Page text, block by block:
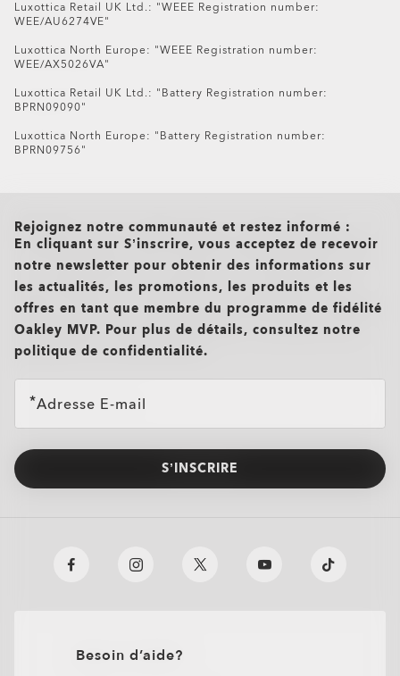
Oakley Meta HSTN Replacement Lens
€76.00
Luxottica Retail UK Ltd.: "WEEE Registration number:
WEE/AU6274VE"
Luxottica North Europe: "WEEE Registration number:
WEE/AX5026VA"
Luxottica Retail UK Ltd.: "Battery Registration number:
BPRN09090"
Luxottica North Europe: "Battery Registration number:
BPRN09756"
Rejoignez notre communauté et restez informé :
En cliquant sur S’inscrire, vous acceptez de recevoir
notre newsletter pour obtenir des informations sur
les actualités, les promotions, les produits et les
offres en tant que membre du programme de fidélité
Oakley MVP. Pour plus de détails, consultez notre
politique de confidentialité.
Adresse E-mail
S’INSCRIRE
Besoin d’aide?